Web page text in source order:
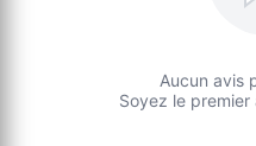
Aucun avis
Soyez le